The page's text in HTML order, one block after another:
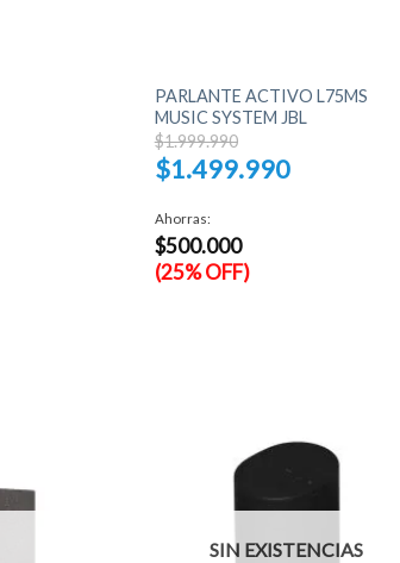
PARLANTE ACTIVO L75MS
MUSIC SYSTEM JBL
$1.999.990
precio
original
$1.499.990
precio
actual
es:
$1.499.990.
Ahorras:
$500.000
(25% OFF)
SIN EXISTENCIAS